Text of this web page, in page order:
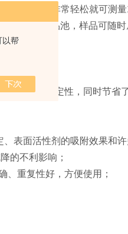
以帮
~60%。非常轻松就可测量
特别的样品池，样品可随
数据的不确定性，同时节省
表面活性剂的吸附效果和许
的不利影响；
、重复性好，方便使用；